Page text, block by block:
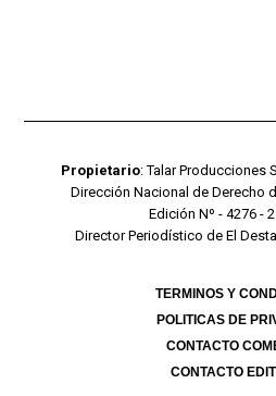
Propietario: Talar Producciones
Dirección Nacional de Derecho
Edición Nº - 4276 -
Director Periodístico de El
TERMINOS Y
POLITICAS DE
CONTACTO
CONTACTO